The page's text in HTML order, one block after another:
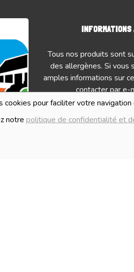
cookies pour faciliter votre
notre politique de confidentialité et
Tous nos produits sont
des allergènes. Si vous
amples informations sur
contacter par e-